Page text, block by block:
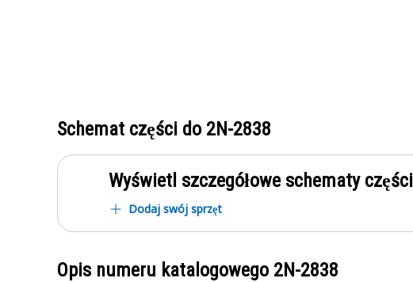
Schemat części do 2N-2838
Wyświetl szczegółowe schematy części
Dodaj swój sprzęt
Opis numeru katalogowego 2N-2838